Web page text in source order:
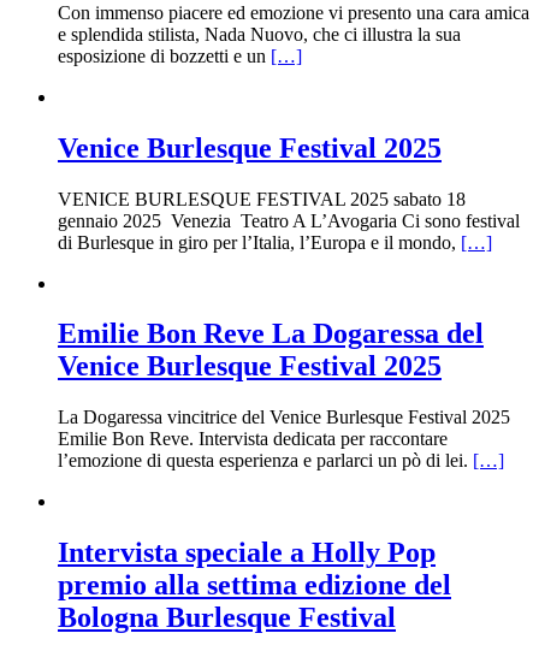
Con immenso piacere ed emozione vi presento una cara amica
e splendida stilista, Nada Nuovo, che ci illustra la sua
esposizione di bozzetti e un […]
Venice Burlesque Festival 2025
VENICE BURLESQUE FESTIVAL 2025 sabato 18
gennaio 2025 Venezia Teatro A L’Avogaria Ci sono festival
di Burlesque in giro per l’Italia, l’Europa e il mondo, […]
Emilie Bon Reve La Dogaressa del
Venice Burlesque Festival 2025
La Dogaressa vincitrice del Venice Burlesque Festival 2025
Emilie Bon Reve. Intervista dedicata per raccontare
l’emozione di questa esperienza e parlarci un pò di lei. […]
Intervista speciale a Holly Pop
premio alla settima edizione del
Bologna Burlesque Festival